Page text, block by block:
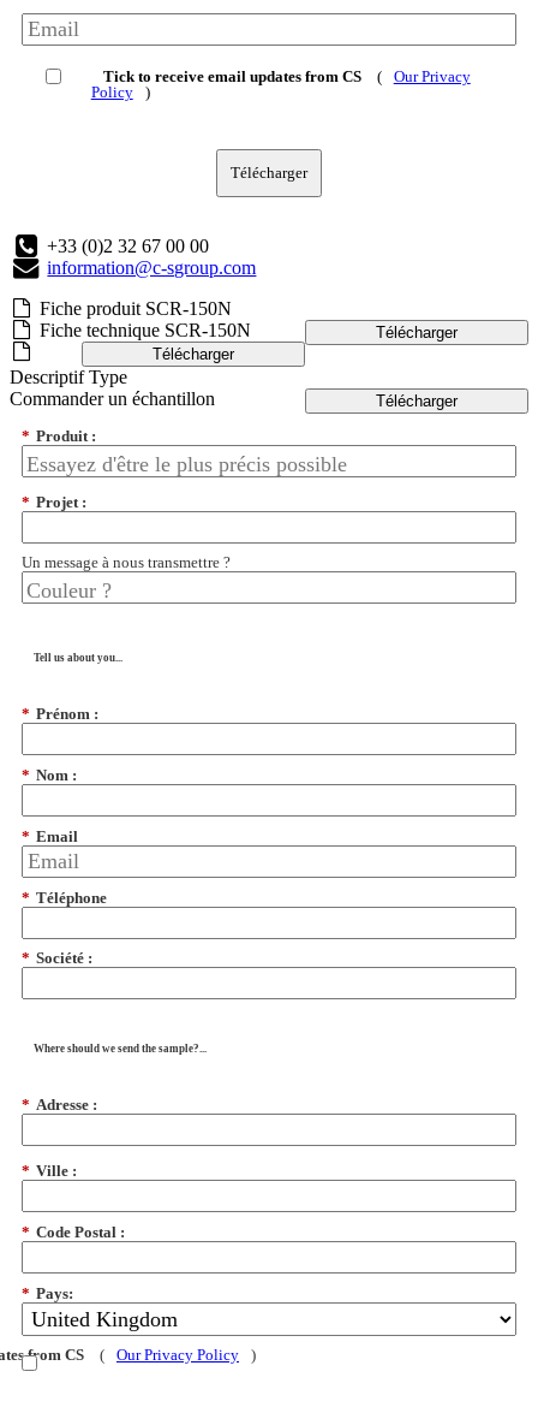
Tick to receive email updates from CS (
Our Privacy
Policy
)
Télécharger
+33 (0)2 32 67 00 00
information@c-sgroup.com
Fiche produit SCR-150N
Télécharger
Fiche technique SCR-150N
Télécharger
Descriptif Type
Télécharger
Commander un échantillon
* Produit :
* Projet :
Un message à nous transmettre ?
Tell us about you...
* Prénom :
* Nom :
* Email
* Téléphone
* Société :
Where should we send the sample?...
* Adresse :
* Ville :
* Code Postal :
* Pays:
from CS ( Our Privacy Policy )